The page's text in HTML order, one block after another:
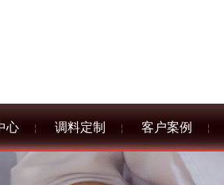
心 调料定制 客户案例